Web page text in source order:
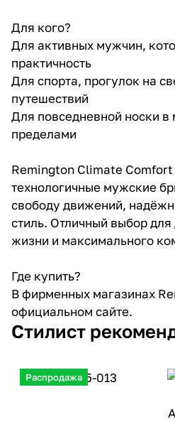
Для кого?
Для активных мужчин,
практичность
Для спорта, прогулок на
путешествий
Для повседневной носки в
пределами
Remington Climate Comfort
технологичные мужские
свободу движений,
стиль. Отличный выбор
жизни и максимального
Где купить?
В фирменных магазинах
официальном сайте.
Стилист
Распродажа